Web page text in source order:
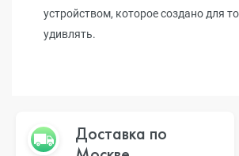
устройством, которое создано для
удивлять.
Доставка по